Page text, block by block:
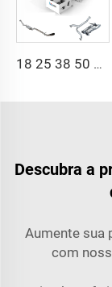
18 25 38 50 CNC 4A 2S Máquina de Curvir Tubos Automática e Máquinas de Curvir Tubos de Aço Preço com Empurrão 1 Polegada 2 Polegadas 3 Polegadas Linha
Descubra a
Aumente sua
com